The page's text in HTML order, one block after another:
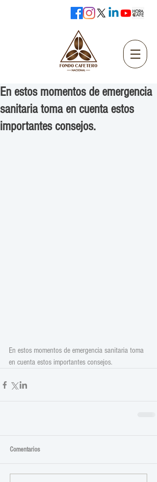
En estos momentos de emergencia
sanitaria toma en cuenta estos
importantes consejos.
En estos momentos de emergencia sanitaria toma
en cuenta estos importantes consejos.
Comentarios